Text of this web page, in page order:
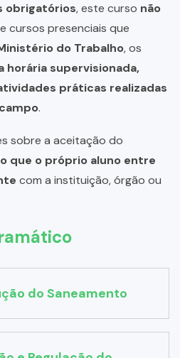
obrigatórios, este curso não
cursos presenciais que
do Trabalho, os
horária supervisionada,
práticas realizadas
.
sobre a aceitação do
que o próprio aluno entre
com a instituição, órgão ou
do Saneamento